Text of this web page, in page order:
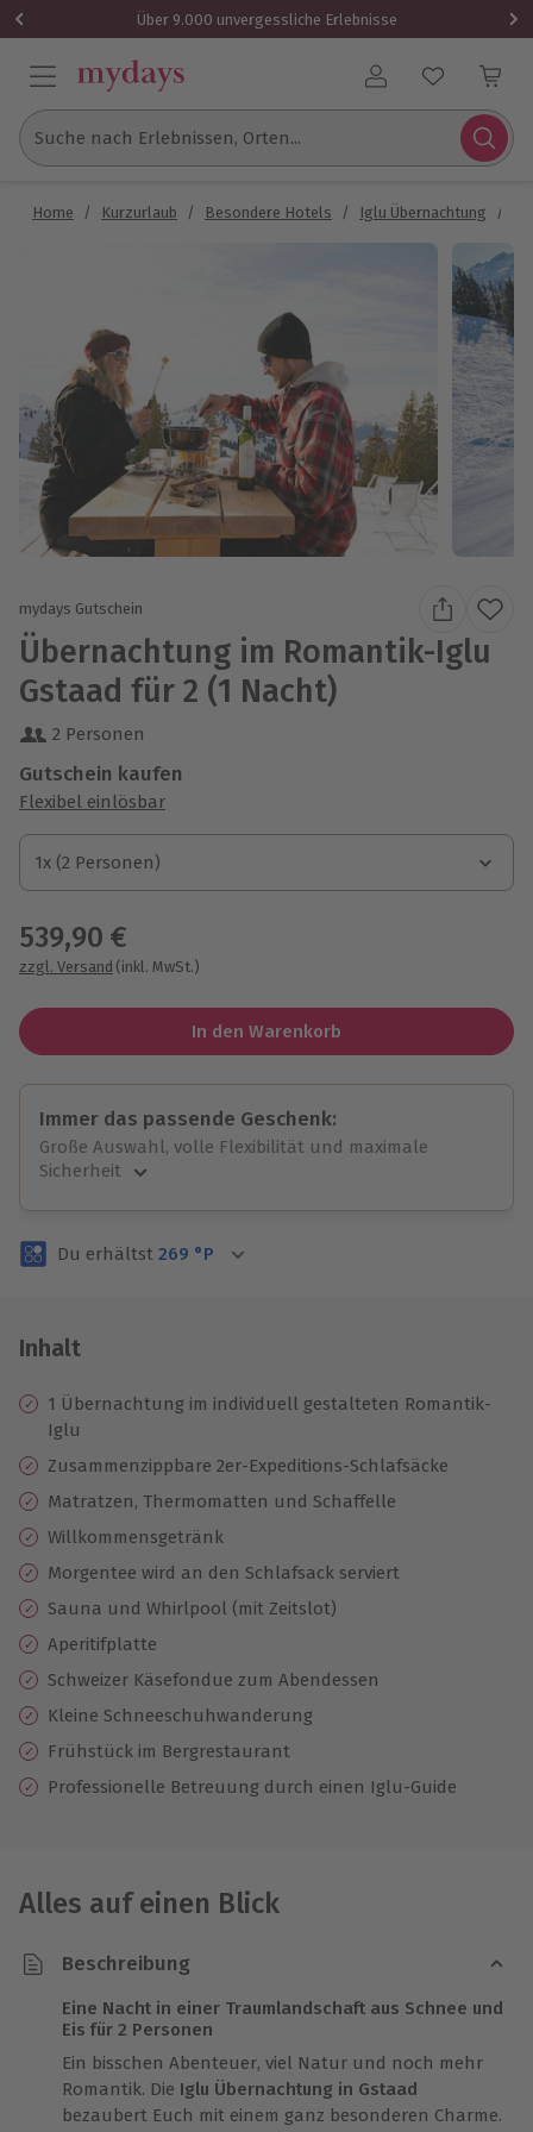
Über 9.000 unvergessliche Erlebnisse
Benutzerkonto
Suche nach Erlebnissen, Orten...
Home / Kurzurlaub / Besondere Hotels / Iglu Übernachtung /
mydays Gutschein
Übernachtung im Romantik-Iglu
Gstaad für 2 (1 Nacht)
2 Personen
Gutschein kaufen
Flexibel einlösbar
1x (2 Personen)
1x (2 Personen)
1x (2 Personen)
539,90 €
zzgl. Versand (inkl. MwSt.)
In den Warenkorb
Immer das passende Geschenk:
Große Auswahl, volle Flexibilität und maximale
Sicherheit
Volle Flexibilität
3 Jahre gültig & verlängerbar.
Du erhältst 269 °P
Inhalt
1 Übernachtung im individuell gestalteten Romantik-
Iglu
Zusammenzippbare 2er-Expeditions-Schlafsäcke
Matratzen, Thermomatten und Schaffelle
Willkommensgetränk
Morgentee wird an den Schlafsack serviert
Sauna und Whirlpool (mit Zeitslot)
Aperitifplatte
Schweizer Käsefondue zum Abendessen
Kleine Schneeschuhwanderung
Frühstück im Bergrestaurant
Professionelle Betreuung durch einen Iglu-Guide
Alles auf einen Blick
Beschreibung
Eine Nacht in einer Traumlandschaft aus Schnee und
Eis für 2 Personen
Ein bisschen Abenteuer, viel Natur und noch mehr
Romantik. Die Iglu Übernachtung in Gstaad
bezaubert Euch mit einem ganz besonderen Charme.